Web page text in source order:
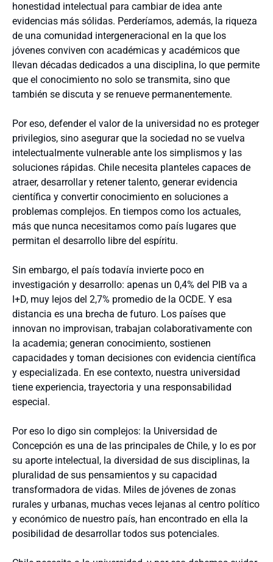
honestidad intelectual para cambiar de idea ante
evidencias más sólidas. Perderíamos, además, la riqueza
de una comunidad intergeneracional en la que los
jóvenes conviven con académicas y académicos que
llevan décadas dedicados a una disciplina, lo que permite
que el conocimiento no solo se transmita, sino que
también se discuta y se renueve permanentemente.
Por eso, defender el valor de la universidad no es proteger
privilegios, sino asegurar que la sociedad no se vuelva
intelectualmente vulnerable ante los simplismos y las
soluciones rápidas. Chile necesita planteles capaces de
atraer, desarrollar y retener talento, generar evidencia
científica y convertir conocimiento en soluciones a
problemas complejos. En tiempos como los actuales,
más que nunca necesitamos como país lugares que
permitan el desarrollo libre del espíritu.
Sin embargo, el país todavía invierte poco en
investigación y desarrollo: apenas un 0,4% del PIB va a
I+D, muy lejos del 2,7% promedio de la OCDE. Y esa
distancia es una brecha de futuro. Los países que
innovan no improvisan, trabajan colaborativamente con
la academia; generan conocimiento, sostienen
capacidades y toman decisiones con evidencia científica
y especializada. En ese contexto, nuestra universidad
tiene experiencia, trayectoria y una responsabilidad
especial.
Por eso lo digo sin complejos: la Universidad de
Concepción es una de las principales de Chile, y lo es por
su aporte intelectual, la diversidad de sus disciplinas, la
pluralidad de sus pensamientos y su capacidad
transformadora de vidas. Miles de jóvenes de zonas
rurales y urbanas, muchas veces lejanas al centro político
y económico de nuestro país, han encontrado en ella la
posibilidad de desarrollar todos sus potenciales.